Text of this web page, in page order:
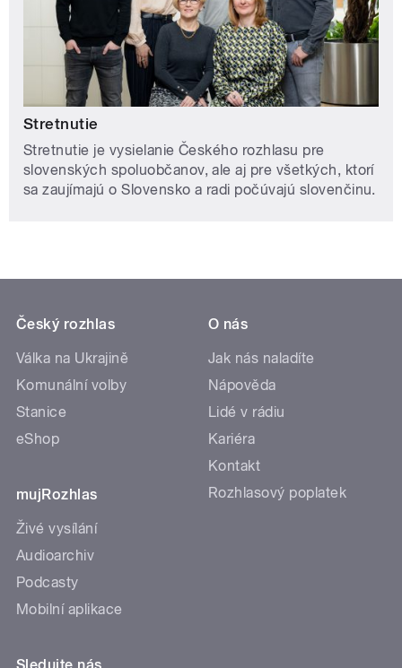
Stretnutie
Stretnutie je vysielanie Českého rozhlasu pre
slovenských spoluobčanov, ale aj pre všetkých, ktorí
sa zaujímajú o Slovensko a radi počúvajú slovenčinu.
Český rozhlas
Válka na Ukrajině
Komunální volby
Stanice
eShop
mujRozhlas
Živé vysílání
Audioarchiv
Podcasty
Mobilní aplikace
O nás
Jak nás naladíte
Nápověda
Lidé v rádiu
Kariéra
Kontakt
Rozhlasový poplatek